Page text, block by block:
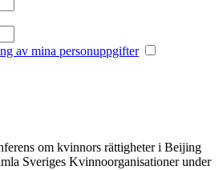
av mina personuppgifter
om kvinnors rättigheter i Beijing
Sveriges Kvinnoorganisationer under